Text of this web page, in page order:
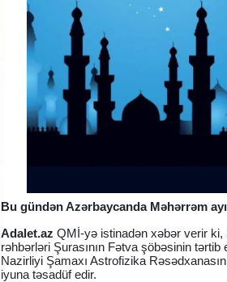
Bu gündən Azərbaycanda Məhərrəm
Adalet.azQMİ-yə istinadən xəbər verir ki,
rəhbərləri Şurasının Fətva şöbəsinin
Nazirliyi Şamaxı Astrofizika
iyuna təsadüf edir.